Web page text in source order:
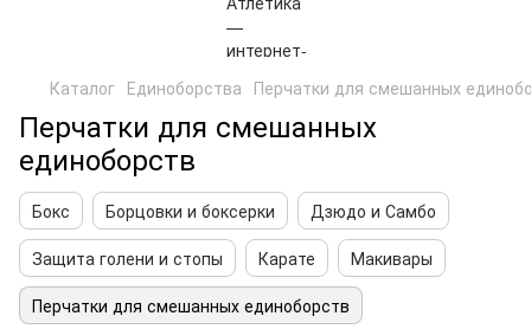
Каталог Единоборства Перчатки для смешанных
Перчатки для смешанных
единоборств
Бокс Борцовки и боксерки
Дзюдо и Самбо
Защита голени и стопы
Карате
Макивары
Перчатки для смешанных единоборств